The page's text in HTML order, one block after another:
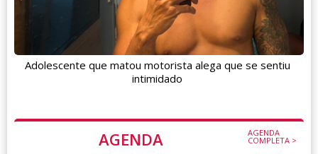
AGENDA AGENDA
COMPLETA >
Adolescente que matou motorista alega que se sentiu
intimidado